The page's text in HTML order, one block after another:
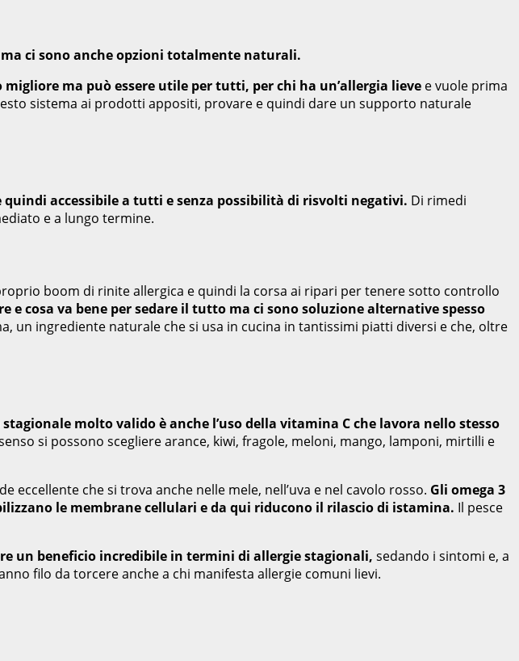
ci sono anche opzioni totalmente naturali.
ma può essere utile per tutti, per chi ha un’allergia lieve e vuole prima
sistema ai prodotti appositi, provare e quindi dare un supporto naturale
accessibile a tutti e senza possibilità di risvolti negativi. Di rimedi
e a lungo termine.
boom di rinite allergica e quindi la corsa ai ripari per tenere sotto controllo
e cosa va bene per sedare il tutto ma ci sono soluzione alternative spesso
un ingrediente naturale che si usa in cucina in tantissimi piatti diversi e che, oltre
molto valido è anche l’uso della vitamina Cche lavora nello stesso
si possono scegliere arance, kiwi, fragole, meloni, mango, lamponi, mirtilli e
che si trova anche nelle mele, nell’uva e nel cavolo rosso. Gli omega 3
le membrane cellulari e da qui riducono il rilascio di istamina. Il pesce
un beneficio incredibile in termini di allergie stagionali, sedando i sintomi e, a
filo da torcere anche a chi manifesta allergie comuni lievi.